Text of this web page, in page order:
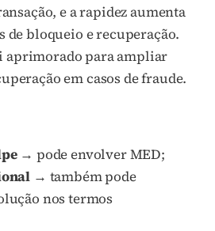
e a rapidez aumenta
de bloqueio e recuperação.
aprimorado para ampliar
em casos de fraude.
→ pode envolver MED;
→ também pode
nos termos